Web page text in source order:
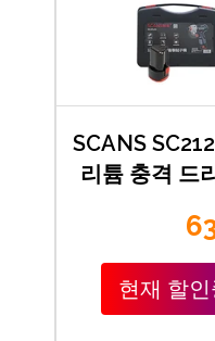
SCANS
리튬 충격 드
현재 할